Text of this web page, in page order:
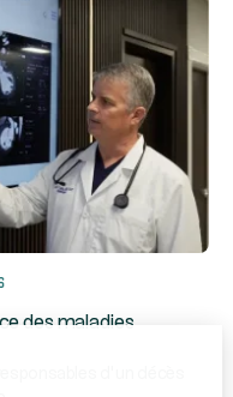
des maladies
d’un décès